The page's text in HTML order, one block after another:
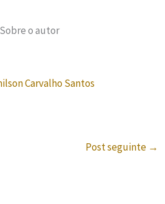
Sobre o autor
Carvalho Santos
Post seguinte →